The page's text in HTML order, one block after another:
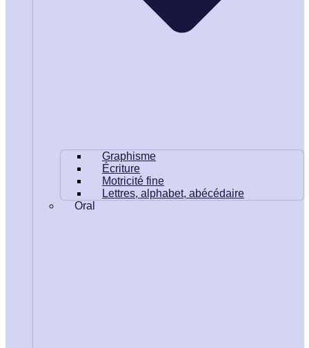
Graphisme
Écriture
Motricité fine
Lettres, alphabet, abécédaire
Oral